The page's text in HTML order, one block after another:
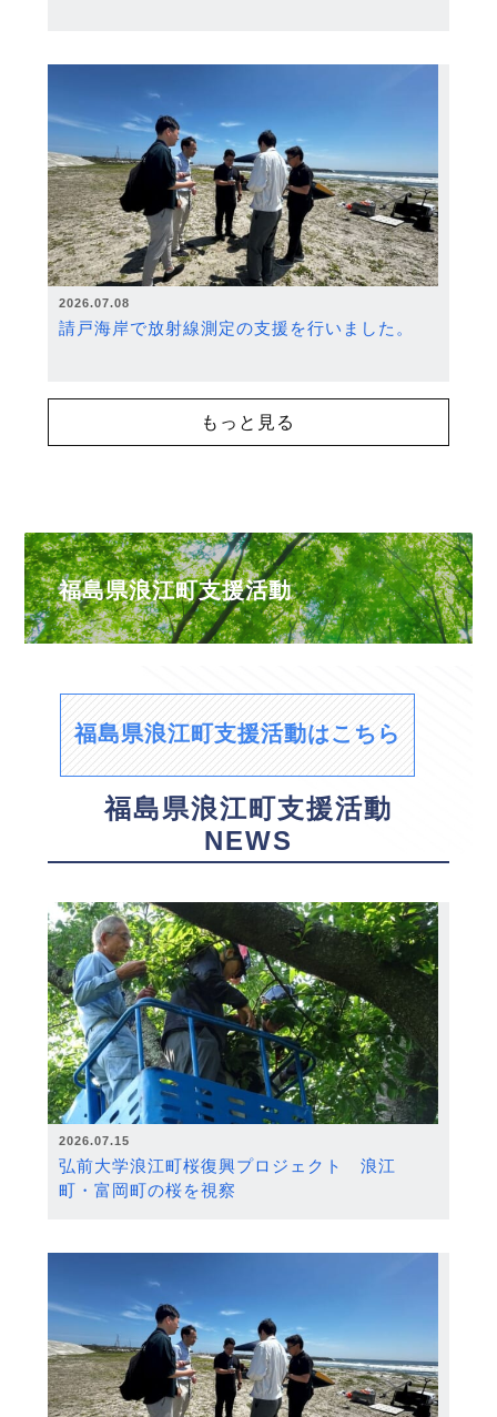
2026.07.08
請戸海岸で放射線測定の支援を行いました。
もっと見る
福島県浪江町支援活動
福島県浪江町支援活動はこちら
福島県浪江町支援活動
NEWS
2026.07.15
弘前大学浪江町桜復興プロジェクト 浪江
町・富岡町の桜を視察